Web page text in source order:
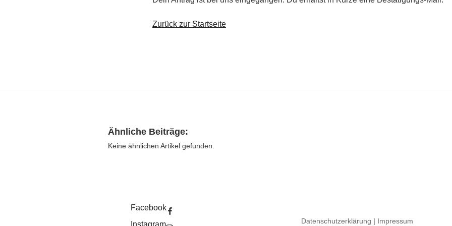
Zurück zur Startseite
Ähnliche Beiträge:
Keine ähnlichen Artikel gefunden.
Facebook
Instagram
Datenschutzerklärung | Impressum